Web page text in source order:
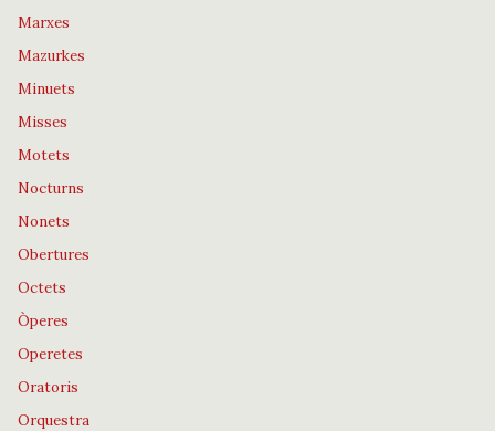
Marxes
Mazurkes
Minuets
Misses
Motets
Nocturns
Nonets
Obertures
Octets
Òperes
Operetes
Oratoris
Orquestra